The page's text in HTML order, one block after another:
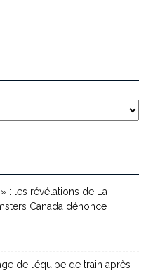
: les révélations de La
Canada dénonce
de l’équipe de train après